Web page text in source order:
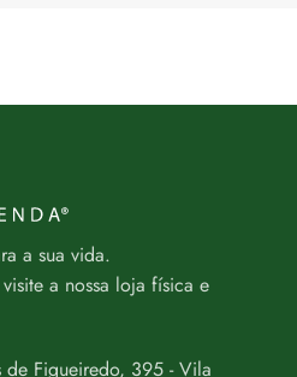
a sua vida.
a nossa loja física e
Figueiredo, 395 - Vila